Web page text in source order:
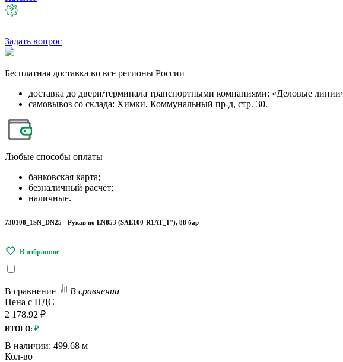
Задать вопрос
Бесплатная доставка во все регионы России
доставка до двери/терминала транспортными компаниями: «Деловые
самовывоз со склада: Химки, Коммунальный пр-д, стр. 30.
Любые способы оплаты
банковская карта;
безналичный расчёт;
наличные.
730108_1SN_DN25 - Рукав по EN853 (SAE100-R1AT_1"), 88 бар
В сравнение
В сравнении
Цена с НДС
2 178.92 ₽
ИТОГО: ₽
В наличии: 499.68 м
Кол-во